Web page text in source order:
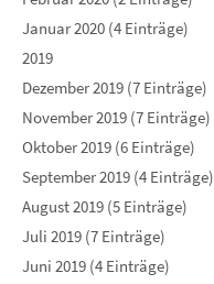
Januar 2020 (4 Einträge)
2019
Dezember 2019 (7 Einträge)
November 2019 (7 Einträge)
Oktober 2019 (6 Einträge)
September 2019 (4 Einträge)
August 2019 (5 Einträge)
Juli 2019 (7 Einträge)
Juni 2019 (4 Einträge)